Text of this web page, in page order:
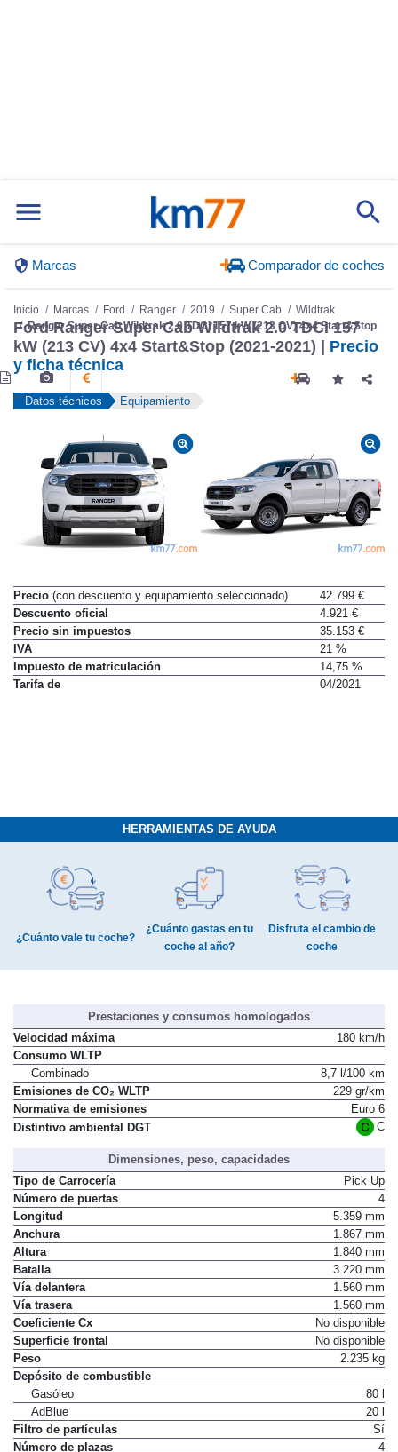
Ford Ranger Super Cab Wildtrak 2.0 TDCI 157
kW (213 CV) 4x4 Start&Stop (2021-2021) |
y ficha técnica
Precio(con descuento y equipamiento seleccionado)
42.799 €
Descuento oficial
4.921 €
Precio sin impuestos
35.153 €
IVA
21 %
Impuesto de matriculación
14,75 %
HERRAMIENTAS DE AYUDA
¿Cuánto gastas en tu
Disfruta el cambio de
Prestaciones y consumos homologados
Velocidad máxima
Consumo WLTP
Combinado
8,7 l/100 km
Emisiones de CO₂ WLTP
229 gr/km
Normativa de emisiones
Euro 6
Dimensiones, peso, capacidades
Tipo de Carrocería
Pick Up
Número de puertas
4
Longitud
5.359 mm
Anchura
1.867 mm
Altura
1.840 mm
Batalla
3.220 mm
Vía delantera
1.560 mm
Vía trasera
1.560 mm
Coeficiente Cx
No disponible
Superficie frontal
No disponible
Peso
Depósito de combustible
Gasóleo
80 l
AdBlue
20 l
Filtro de partículas
Sí